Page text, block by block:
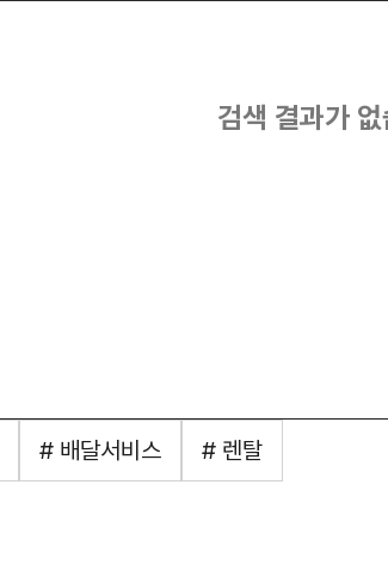
검색 결과가
# 배달서비스 # 렌탈